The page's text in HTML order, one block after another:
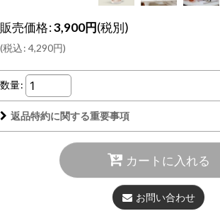
販売価格:3,900円(税別)
(税込: 4,290円)
数量:
返品特約に関する重要事項
カートに入れる
お問い合わせ